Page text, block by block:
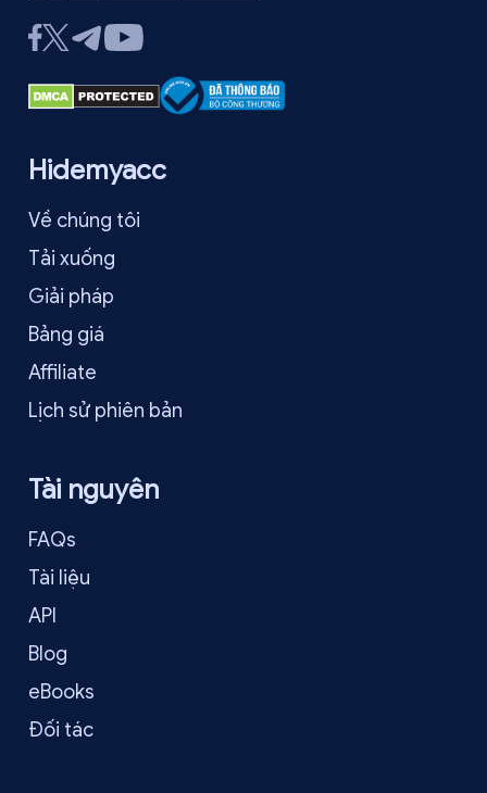
Hidemyacc
Về chúng tôi
Tải xuống
Giải pháp
Bảng giá
Affiliate
Lịch sử phiên bản
Tài nguyên
FAQs
Tài liệu
API
Blog
eBooks
Đối tác